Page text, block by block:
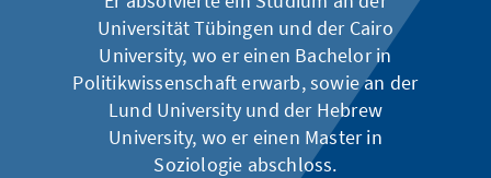
Universität Tübingen und der Cairo
University, wo er einen Bachelor in
Politikwissenschaft erwarb, sowie an der
Lund University und der Hebrew
University, wo er einen Master in
Soziologie abschloss.